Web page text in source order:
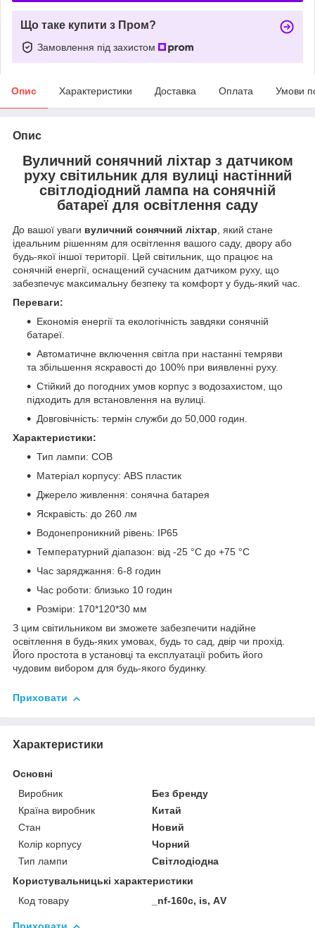
Що таке купити з Пром?
Замовлення під захистом
Опис Характеристики Доставка Оплата Умови
Опис
Вуличний сонячний ліхтар з датчиком
руху світильник для вулиці настінний
світлодіодний лампа на сонячній
батареї для освітлення саду
До вашої уваги вуличний сонячний ліхтар, який стане
ідеальним рішенням для освітлення вашого саду, двору або
будь-якої іншої території. Цей світильник, що працює на
сонячній енергії, оснащений сучасним датчиком руху, що
забезпечує максимальну безпеку та комфорт у будь-який час.
Переваги:
Економія енергії та екологічність завдяки сонячній
батареї.
Автоматичне включення світла при настанні темряви
та збільшення яскравості до 100% при виявленні руху.
Стійкий до погодних умов корпус з водозахистом, що
підходить для встановлення на вулиці.
Довговічність: термін служби до 50,000 годин.
Характеристики:
Тип лампи: COB
Матеріал корпусу: ABS пластик
Джерело живлення: сонячна батарея
Яскравість: до 260 лм
Водонепроникний рівень: IP65
Температурний діапазон: від -25 °C до +75 °C
Час заряджання: 6-8 годин
Час роботи: близько 10 годин
Розміри: 170*120*30 мм
З цим світильником ви зможете забезпечити надійне
освітлення в будь-яких умовах, будь то сад, двір чи прохід.
Його простота в установці та експлуатації робить його
чудовим вибором для будь-якого будинку.
Приховати
Характеристики
Основні
Виробник
Без бренду
Країна виробник
Китай
Стан
Новий
Колір корпусу
Чорний
Тип лампи
Світлодіодна
Користувальницькі характеристики
Код товару
_nf-160c, is, АV
Приховати